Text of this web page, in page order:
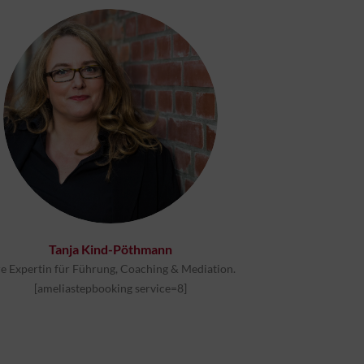
Tanja Kind-Pöthmann
Expertin für Führung, Coaching & Mediation.
[ameliastepbooking service=8]